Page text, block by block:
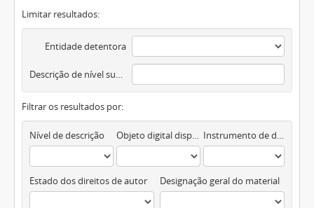
Limitar resultados:
Entidade detentora
Descrição de nível superior
Filtrar os resultados por:
Nível de descrição Objeto digital disponível Instrumento de descrição documental
Estado dos direitos de autor Designação geral do material